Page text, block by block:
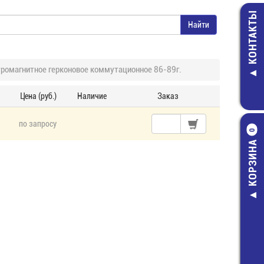
КОНТАКТЫ
КОРЗИНА
0
герконовое коммутационное 86-89г.
Цена (руб.) Наличие Заказ
по запросу